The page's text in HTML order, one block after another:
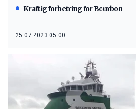
Kraftig forbetring for Bourbon
25.07.2023 05:00